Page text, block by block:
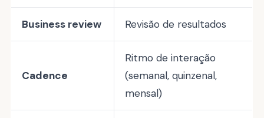
Business review Revisão de resultados
Cadence
Ritmo de interação
(semanal, quinzenal,
mensal)